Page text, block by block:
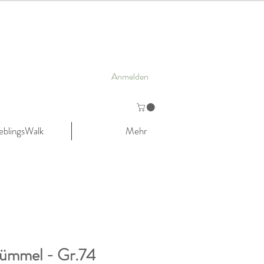
Anmelden
Mehr
- Gr.74